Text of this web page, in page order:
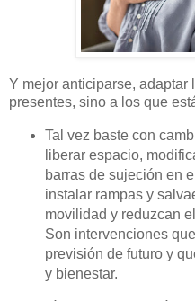
Y mejor anticiparse, adaptar
presentes, sino a los que
Tal vez baste con
liberar espacio,
barras de sujeción en
instalar rampas y
movilidad y reduzcan
Son intervenciones
previsión de futuro y
y bienestar.